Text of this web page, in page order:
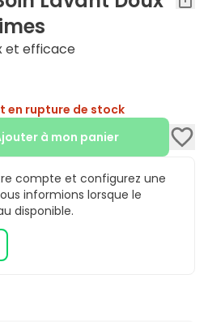
et efficace
en rupture de stock
à mon panier
compte et configurez une
informions lorsque le
disponible.